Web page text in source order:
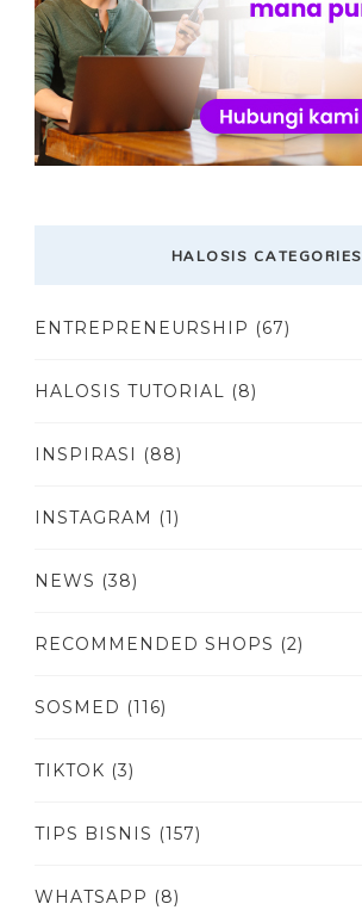
HALOSIS CATEGORIES
ENTREPRENEURSHIP (67)
HALOSIS TUTORIAL (8)
INSPIRASI (88)
INSTAGRAM (1)
NEWS (38)
RECOMMENDED SHOPS (2)
SOSMED (116)
TIKTOK (3)
TIPS BISNIS (157)
WHATSAPP (8)